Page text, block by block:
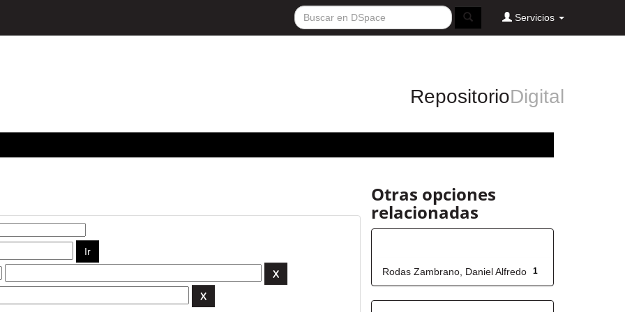
Servicios
RepositorioDigital
Otras opciones
relacionadas
1
Rodas Zambrano, Daniel Alfredo